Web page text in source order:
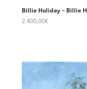
Billie Holiday – Billie H
2 400,00€